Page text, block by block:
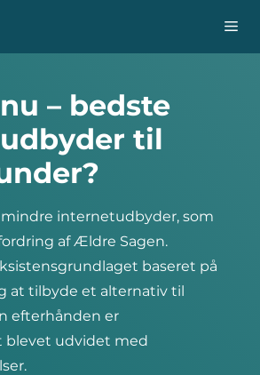
– bedste
til
internetudbyder, som
af Ældre Sagen.
baseret på
at tilbyde et alternativ til
efterhånden er
blevet udvidet med